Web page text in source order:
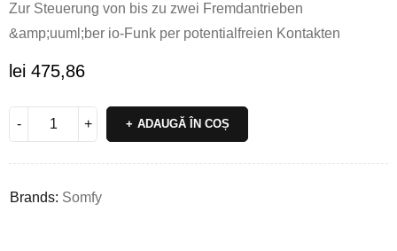
Zur Steuerung von bis zu zwei Fremdantrieben
&amp;uuml;ber io-Funk per potentialfreien Kontakten
lei 475,86
ADAUGĂ ÎN COȘ
Brands: Somfy